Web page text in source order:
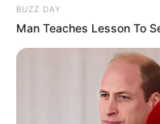
BUZZ DAY
Man Teaches Lesson To